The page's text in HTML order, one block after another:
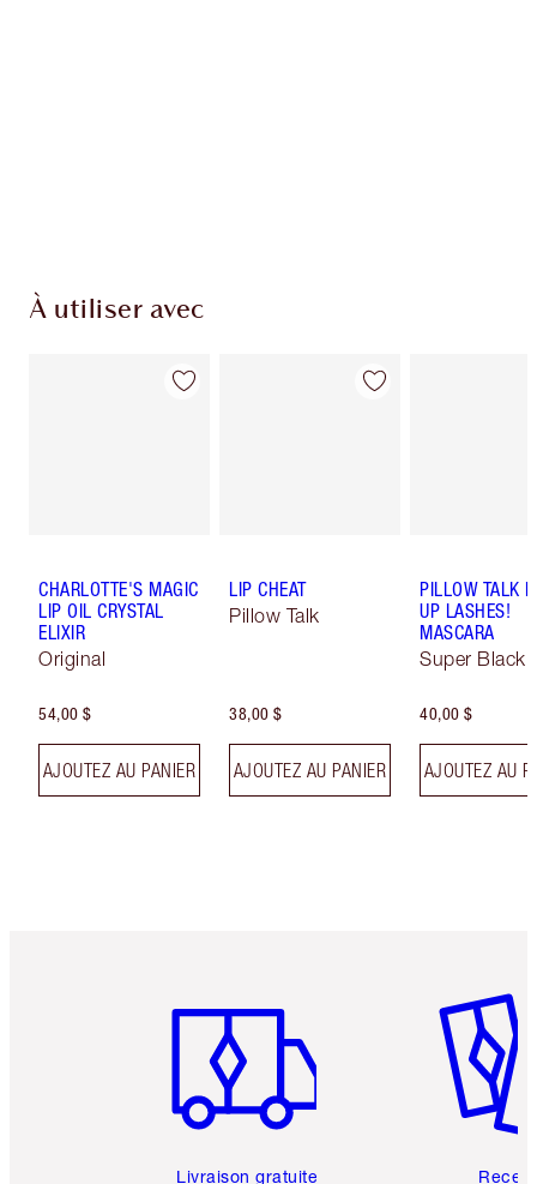
À utiliser avec
CHARLOTTE'S MAGIC
LIP OIL CRYSTAL
ELIXIR
Original
54,00 $
AJOUTEZ AU PANIER
LIP CHEAT
Pillow Talk
38,00 $
AJOUTEZ AU PANIER
PILLOW TALK
UP LASHES!
MASCARA
Super Black
40,00 $
AJOUTEZ AU
Livraison gratuite